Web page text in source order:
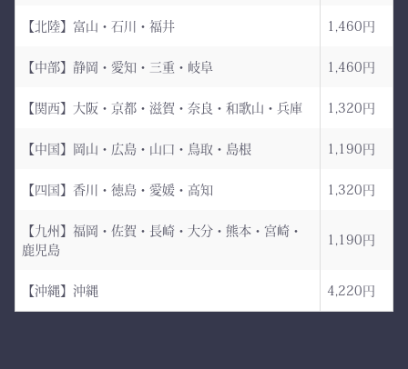
縫製工場
日本が誇る伝統織物 武州
金橋（8800番手 木綿生
袴。
産素材。
縫製は熊本の熟練縫製工場
持つだけで気持ちが引き締
負のスイッチが入る。
――その一本を、あなたの
手に。
【北陸】富山・石川・福井 1,460円
【中部】静岡・愛知・三重・岐阜 1,460円
【関西】大阪・京都・滋賀・奈良・和歌山・兵庫 1,320円
【中国】岡山・広島・山口・鳥取・島根 1,190円
【四国】香川・徳島・愛媛・高知 1,320円
【九州】福岡・佐賀・長崎・大分・熊本・宮崎・
鹿児島
1,190円
【沖縄】沖縄 4,220円